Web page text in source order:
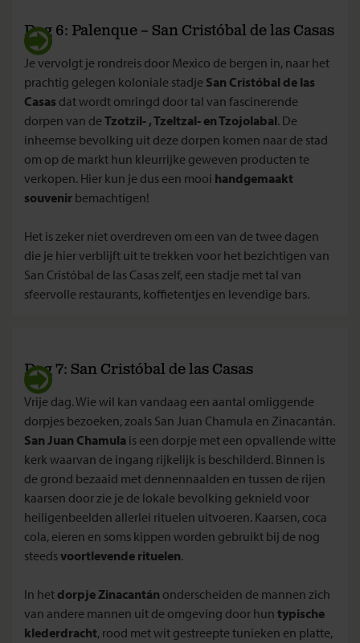
Dag 6: Palenque – San Cristóbal de las Casas
Je vervolgt je rondreis door Mexico de bergen in, naar het
prachtig gelegen koloniale stadje San Cristóbal de las
Casas dat wordt omringd door tal van fascinerende
dorpen van de Tzotzil- , Tzeltzal- en Tzojolabal. De
inheemse bevolking uit deze dorpen komen naar de stad
om op de markt hun kleurrijke geweven producten te
verkopen. Hier kun je dus een mooi handgemaakt
souvenir bemachtigen!
Het is zeker niet overdreven om een van de twee dagen
die je hier verblijft uit te trekken voor het bezichtigen van
San Cristóbal de las Casas zelf, een stadje met tal van
sfeervolle restaurants, koffietentjes en levendige bars.
Dag 7: San Cristóbal de las Casas
Vrije dag. Wie wil kan vandaag een aantal omliggende
dorpjes bezoeken, zoals San Juan Chamula en Zinacantán.
San Juan Chamula is een dorpje met een opvallende witte
kerk waarvan de ingang rijkelijk is beschilderd. Binnen is
de grond bezaaid met dennennaalden en tussen de rijen
kaarsen door zie je de lokale bevolking geknield voor
heiligenbeelden allerlei rituelen uitvoeren. Kaarsen, coca
cola, eieren en soms kippen worden gebruikt bij de nog
steedsvoortlevende rituelen.
In het dorpje Zinacantán onderscheiden de mannen zich
van andere mannen uit de omgeving door hun typische
klederdracht, rood met wit gestreepte tunieken en platte,